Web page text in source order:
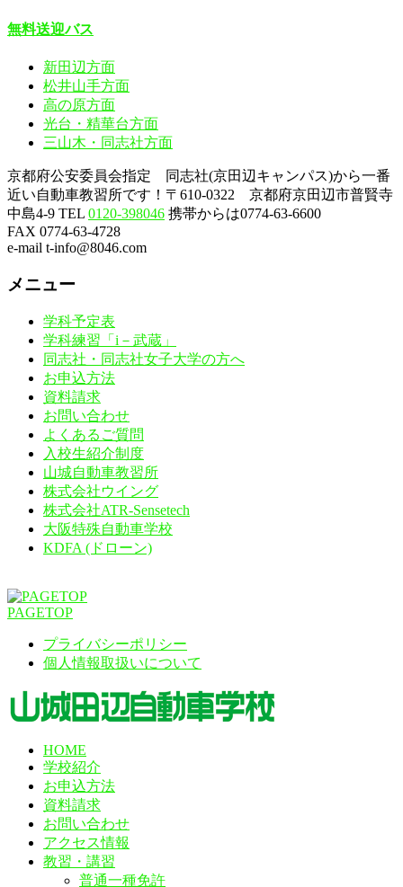
無料送迎バス
新田辺方面
松井山手方面
高の原方面
光台・精華台方面
三山木・同志社方面
京都府公安委員会指定 同志社(京田辺キャンパス)から一番
近い自動車教習所です！〒610-0322 京都府京田辺市普賢寺
中島4-9 TEL 0120-398046 携帯からは0774-63-6600
FAX 0774-63-4728
e-mail t-info@8046.com
メニュー
学科予定表
学科練習「i－武蔵」
同志社・同志社女子大学の方へ
お申込方法
資料請求
お問い合わせ
よくあるご質問
入校生紹介制度
山城自動車教習所
株式会社ウイング
株式会社ATR-Sensetech
大阪特殊自動車学校
KDFA (ドローン)
PAGETOP
プライバシーポリシー
個人情報取扱いについて
HOME
学校紹介
お申込方法
資料請求
お問い合わせ
アクセス情報
教習・講習
普通一種免許